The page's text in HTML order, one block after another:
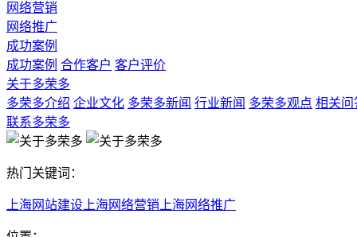
网络营销
网络推广
成功案例
成功案例 合作客户 客户评价
关于多荣多
多荣多介绍 企业文化 多荣多新闻 行业新闻 多荣多观点 相关问
联系多荣多
热门关键词：
上海网站建设 上海网络营销 上海网络推广